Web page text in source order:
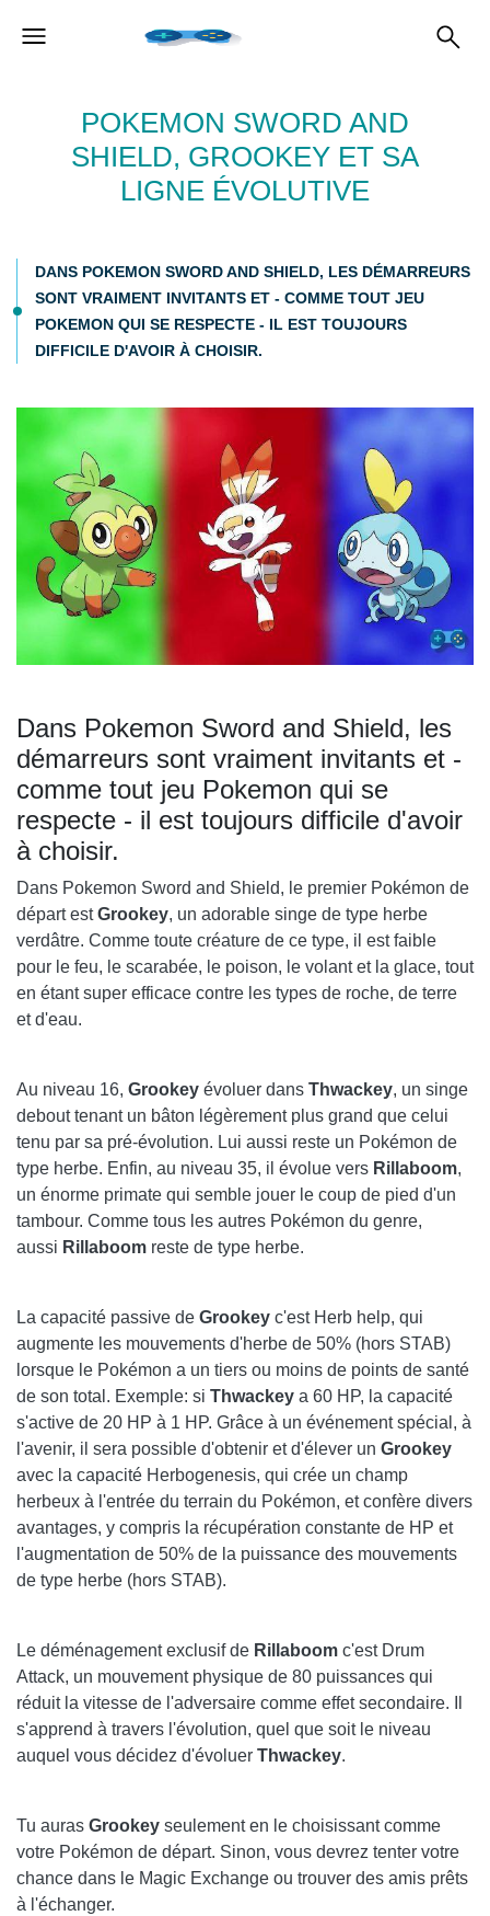
POKEMON SWORD AND
SHIELD, GROOKEY ET SA
LIGNE ÉVOLUTIVE
DANS POKEMON SWORD AND SHIELD, LES DÉMARREURS
SONT VRAIMENT INVITANTS ET - COMME TOUT JEU
POKEMON QUI SE RESPECTE - IL EST TOUJOURS
DIFFICILE D'AVOIR À CHOISIR.
Dans Pokemon Sword and Shield, les
démarreurs sont vraiment invitants et -
comme tout jeu Pokemon qui se
respecte - il est toujours difficile d'avoir
à choisir.
Dans Pokemon Sword and Shield, le premier Pokémon de
départ estGrookey, un adorable singe de type herbe
verdâtre. Comme toute créature de ce type, il est faible
pour le feu, le scarabée, le poison, le volant et la glace, tout
en étant super efficace contre les types de roche, de terre
et d'eau.
Au niveau 16, Grookey évoluer dans Thwackey, un singe
debout tenant un bâton légèrement plus grand que celui
tenu par sa pré-évolution. Lui aussi reste un Pokémon de
type herbe. Enfin, au niveau 35, il évolue vers Rillaboom,
un énorme primate qui semble jouer le coup de pied d'un
tambour. Comme tous les autres Pokémon du genre,
aussi Rillaboom reste de type herbe.
La capacité passive de Grookey c'est Herb help, qui
augmente les mouvements d'herbe de 50% (hors STAB)
lorsque le Pokémon a un tiers ou moins de points de santé
de son total. Exemple: si Thwackey a 60 HP, la capacité
s'active de 20 HP à 1 HP. Grâce à un événement spécial, à
l'avenir, il sera possible d'obtenir et d'élever un Grookey
avec la capacité Herbogenesis, qui crée un champ
herbeux à l'entrée du terrain du Pokémon, et confère divers
avantages, y compris la récupération constante de HP et
l'augmentation de 50% de la puissance des mouvements
de type herbe (hors STAB).
Le déménagement exclusif de Rillaboom c'est Drum
Attack, un mouvement physique de 80 puissances qui
réduit la vitesse de l'adversaire comme effet secondaire. Il
s'apprend à travers l'évolution, quel que soit le niveau
auquel vous décidez d'évoluer Thwackey.
Tu auras Grookey seulement en le choisissant comme
votre Pokémon de départ. Sinon, vous devrez tenter votre
chance dans le Magic Exchange ou trouver des amis prêts
à l'échanger.